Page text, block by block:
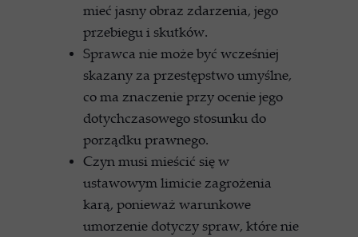
mieć jasny obraz zdarzenia, jego
przebiegu i skutków.
Sprawca nie może być wcześniej
skazany za przestępstwo umyślne,
co ma znaczenie przy ocenie jego
dotychczasowego stosunku do
porządku prawnego.
Czyn musi mieścić się w
ustawowym limicie zagrożenia
karą, ponieważ warunkowe
umorzenie dotyczy spraw, które nie